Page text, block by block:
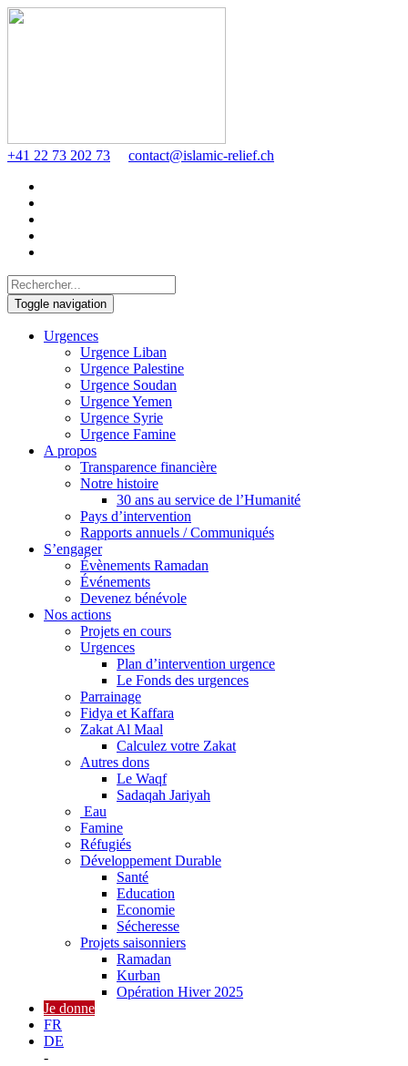
+41 22 73 202 73 contact@islamic-relief.ch
Toggle navigation
Urgences
Urgence Liban
Urgence Palestine
Urgence Soudan
Urgence Yemen
Urgence Syrie
Urgence Famine
A propos
Transparence financière
Notre histoire
30 ans au service de l’Humanité
Pays d’intervention
Rapports annuels / Communiqués
S’engager
Évènements Ramadan
Événements
Devenez bénévole
Nos actions
Projets en cours
Urgences
Plan d’intervention urgence
Le Fonds des urgences
Parrainage
Fidya et Kaffara
Zakat Al Maal
Calculez votre Zakat
Autres dons
Le Waqf
Sadaqah Jariyah
Eau
Famine
Réfugiés
Développement Durable
Santé
Education
Economie
Sécheresse
Projets saisonniers
Ramadan
Kurban
Opération Hiver 2025
Je donne
FR
DE
-